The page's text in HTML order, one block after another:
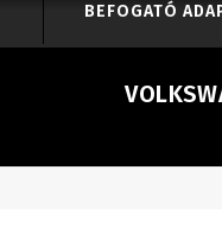
BEFOGATÓ